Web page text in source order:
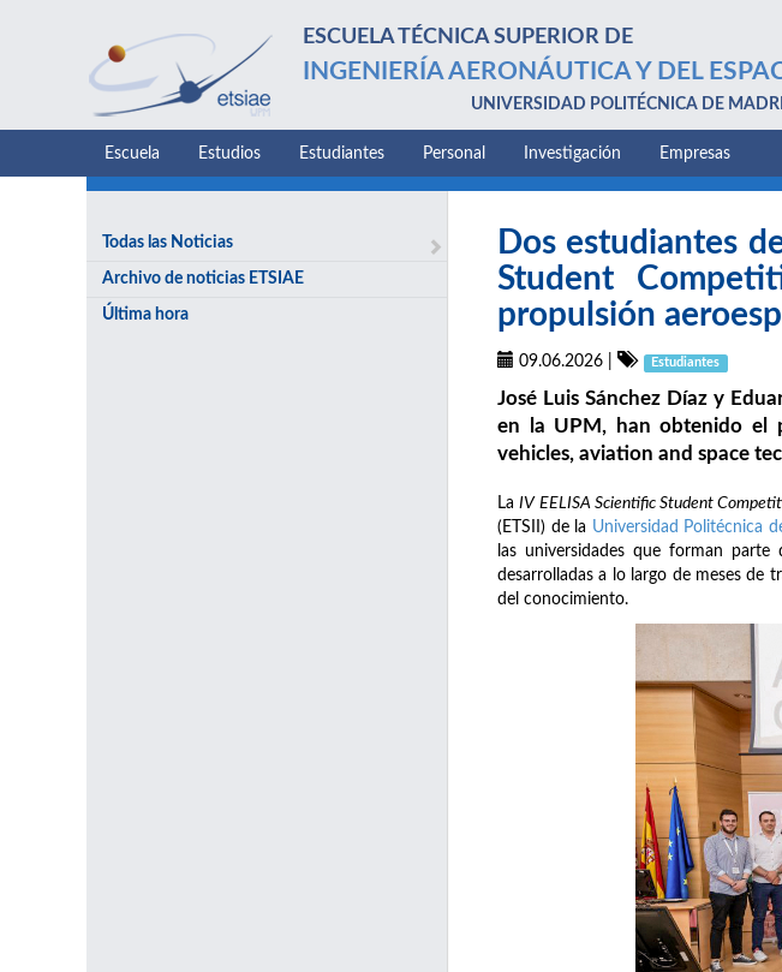
ESCUELA TÉCNICA SUPERIOR DE
INGENIERÍA AERONÁUTICA Y DEL
UNIVERSIDAD POLITÉCNICA DE
Escuela Estudios Estudiantes Personal Investigación Empresas
Todas las Noticias
Archivo de noticias ETSIAE
Última hora
Dos estudiantes
Student
propulsión
09.06.2026 Estudiantes
José Luis Sánchez Díaz y
en la UPM, han obtenido el
vehicles, aviation and space
LaIV EELISA Scientific Student
(ETSII) de la Universidad Politécnica
las universidades que forman parte
desarrolladas a lo largo de meses de
del conocimiento.